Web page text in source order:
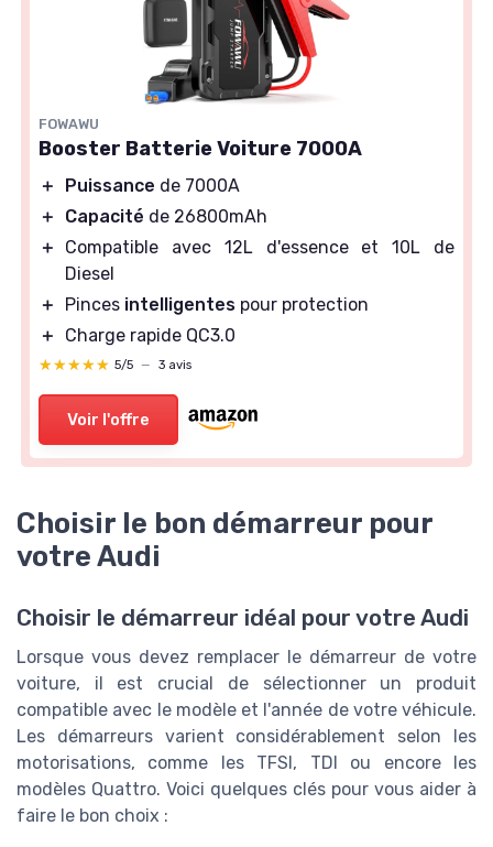
FOWAWU
Booster Batterie Voiture 7000A
＋ Puissance de 7000A
＋
Capacité de 26800mAh
＋
Compatible avec 12L d'essence et 10L de
Diesel
＋
Pinces intelligentes pour protection
＋
Charge rapide QC3.0
★★★★★
★★★★★ 5/5 — 3 avis
Voir l'offre
Choisir le bon démarreur pour
votre Audi
Choisir le démarreur idéal pour votre Audi
Lorsque vous devez remplacer le démarreur de votre
voiture, il est crucial de sélectionner un produit
compatible avec le modèle et l'année de votre véhicule.
Les démarreurs varient considérablement selon les
motorisations, comme les TFSI, TDI ou encore les
modèles Quattro. Voici quelques clés pour vous aider à
faire le bon choix :